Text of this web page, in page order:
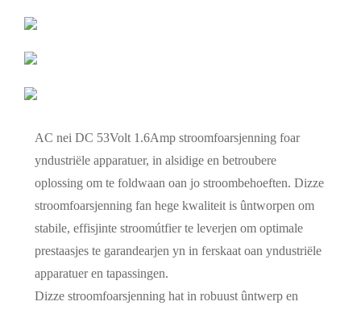
AC nei DC 53Volt 1.6Amp stroomfoarsjenning foar
yndustriële apparatuer, in alsidige en betroubere
oplossing om te foldwaan oan jo stroombehoeften. Dizze
stroomfoarsjenning fan hege kwaliteit is ûntworpen om
stabile, effisjinte stroomútfier te leverjen om optimale
prestaasjes te garandearjen yn in ferskaat oan yndustriële
apparatuer en tapassingen.
Dizze stroomfoarsjenning hat in robuust ûntwerp en